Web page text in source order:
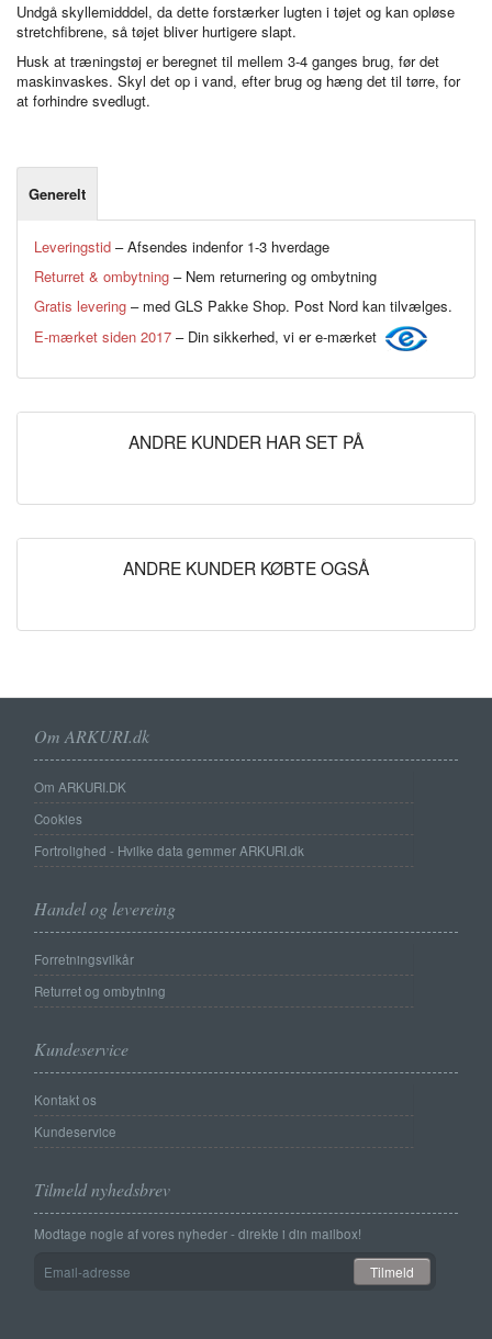
Undgå skyllemidddel, da dette forstærker lugten i tøjet og kan opløse
stretchfibrene, så tøjet bliver hurtigere slapt.
Husk at træningstøj er beregnet til mellem 3-4 ganges brug, før det
maskinvaskes. Skyl det op i vand, efter brug og hæng det til tørre, for
at forhindre svedlugt.
Generelt
Leveringstid – Afsendes indenfor 1-3 hverdage
Returret & ombytning – Nem returnering og ombytning
Gratis levering – med GLS Pakke Shop. Post Nord kan tilvælges.
E-mærket siden 2017 – Din sikkerhed, vi er e-mærket
ANDRE KUNDER HAR SET PÅ
ANDRE KUNDER KØBTE OGSÅ
Om ARKURI.dk
Om ARKURI.DK
Cookies
Fortrolighed - Hvilke data gemmer ARKURI.dk
Handel og levereing
Forretningsvilkår
Returret og ombytning
Kundeservice
Kontakt os
Kundeservice
Tilmeld nyhedsbrev
Modtage nogle af vores nyheder - direkte i din mailbox!
adresse
Tilmeld